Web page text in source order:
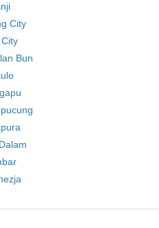
City
Bun